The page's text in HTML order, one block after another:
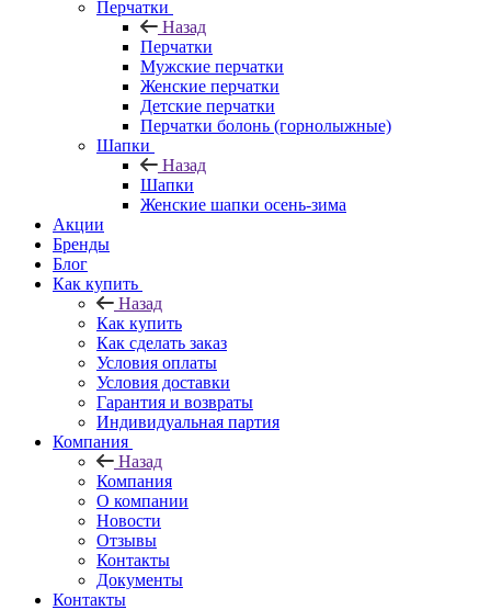
Перчатки
Назад
Перчатки
Мужские перчатки
Женские перчатки
Детские перчатки
Перчатки болонь (горнолыжные)
Шапки
Назад
Шапки
Женские шапки осень-зима
Акции
Бренды
Блог
Как купить
Назад
Как купить
Как сделать заказ
Условия оплаты
Условия доставки
Гарантия и возвраты
Индивидуальная партия
Компания
Назад
Компания
О компании
Новости
Отзывы
Контакты
Документы
Контакты